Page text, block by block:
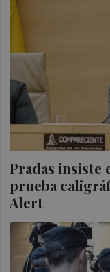
Pradas insiste
prueba
Alert